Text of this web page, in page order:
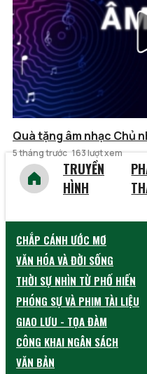
Quà tặng âm nhạc Chủ
5 tháng trước 163 lượt xem
TRUYỀN
HÌNH
CHẮP CÁNH ƯỚC MƠ
VĂN HÓA VÀ ĐỜI SỐNG
THỜI SỰ NHÌN TỪ PHỐ HIẾN
PHÓNG SỰ VÀ PHIM TÀI LIỆU
GIAO LƯU - TỌA ĐÀM
CÔNG KHAI NGÂN SÁCH
VĂN BẢN